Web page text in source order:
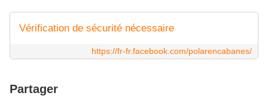
Vérification de sécurité nécessaire
https://fr-fr.facebook.com/polarencabanes/
Partager